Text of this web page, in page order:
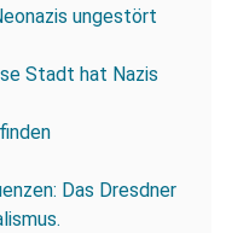
ungestört
Stadt hat Nazis
Das Dresdner